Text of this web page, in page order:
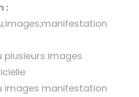
:
images
images manifestation